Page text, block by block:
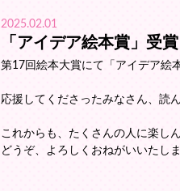
2025.02.01
「アイデア絵本賞」受
第17回絵本大賞にて「アイデア絵
応援してくださったみなさん、読
これからも、たくさんの人に楽し
どうぞ、よろしくおねがいいたしま